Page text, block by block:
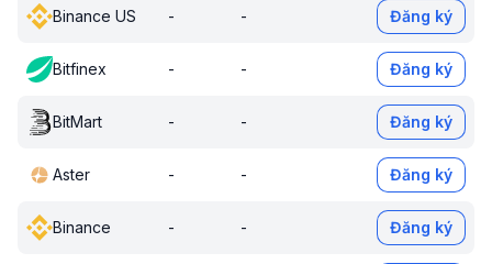
Binance US - - Đăng ký
Bitfinex - - Đăng ký
BitMart - - Đăng ký
Aster - - Đăng ký
Binance - - Đăng ký